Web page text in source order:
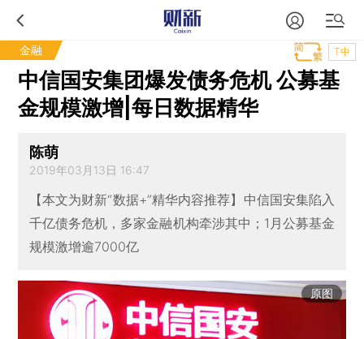
金融 T中
中信国安集团爆发债务危机 公募基
金规模激增|每日数据精华
陈萌
2019年03月13日 16:47
【本文为财新“数据+”精华内容推荐】中信国安集陷入
千亿债务危机，多家金融机构牵涉其中；1月公募基金
规模激增逾7000亿
原图